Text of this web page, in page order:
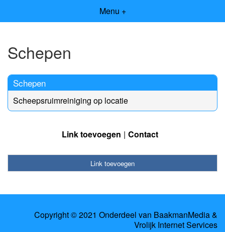
Menu +
Schepen
Schepen
Scheepsruimreiniging op locatie
Link toevoegen Contact
Link toevoegen
Copyright © 2021 Onderdeel van BaakmanMedia&
Vrolijk Internet Services